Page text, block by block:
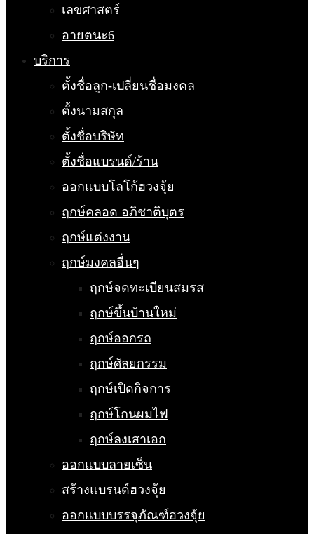
เลขศาสตร์
อายตนะ6
บริการ
ตั้งชื่อลูก-เปลี่ยนชื่อมงคล
ตั้งนามสกุล
ตั้งชื่อบริษัท
ตั้งชื่อแบรนด์/ร้าน
ออกแบบโลโก้ฮวงจุ้ย
ฤกษ์คลอด อภิชาติบุตร
ฤกษ์แต่งงาน
ฤกษ์มงคลอื่นๆ
ฤกษ์จดทะเบียนสมรส
ฤกษ์ขึ้นบ้านใหม่
ฤกษ์ออกรถ
ฤกษ์ศัลยกรรม
ฤกษ์เปิดกิจการ
ฤกษ์โกนผมไฟ
ฤกษ์ลงเสาเอก
ออกแบบลายเซ็น
สร้างแบรนด์ฮวงจุ้ย
ออกแบบบรรจุภัณฑ์ฮวงจุ้ย